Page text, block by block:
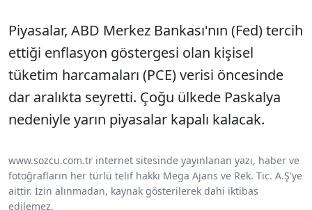
Piyasalar, ABD Merkez Bankası'nın (Fed) tercih
ettiği enflasyon göstergesi olan kişisel
tüketim harcamaları (PCE) verisi öncesinde
dar aralıkta seyretti. Çoğu ülkede Paskalya
nedeniyle yarın piyasalar kapalı kalacak.
www.sozcu.com.tr internet sitesinde yayınlanan yazı, haber ve
fotoğrafların her türlü telif hakkı Mega Ajans ve Rek. Tic. A.Ş'ye
aittir. İzin alınmadan, kaynak gösterilerek dahi iktibas
edilemez.